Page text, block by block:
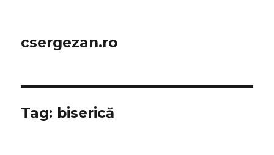
csergezan.ro
Tag: biserică